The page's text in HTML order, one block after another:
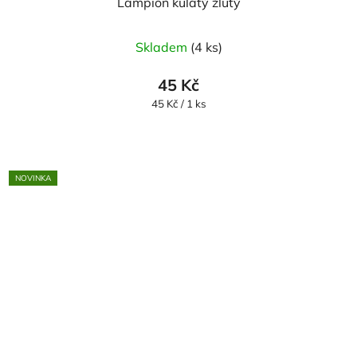
Skladem (4 ks)
45 Kč
Měrná
45 Kč / 1 ks
NOVINKA